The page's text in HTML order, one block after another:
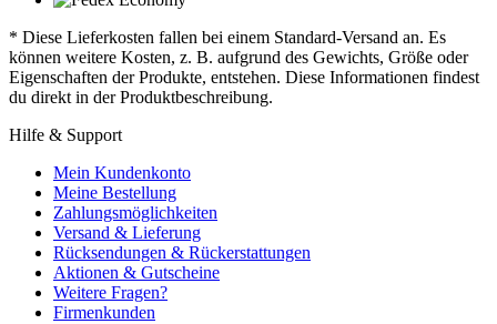
* Diese Lieferkosten fallen bei einem Standard-Versand an. Es
können weitere Kosten, z. B. aufgrund des Gewichts, Größe oder
Eigenschaften der Produkte, entstehen. Diese Informationen findest
du direkt in der Produktbeschreibung.
Hilfe & Support
Mein Kundenkonto
Meine Bestellung
Zahlungsmöglichkeiten
Versand & Lieferung
Rücksendungen & Rückerstattungen
Aktionen & Gutscheine
Weitere Fragen?
Firmenkunden